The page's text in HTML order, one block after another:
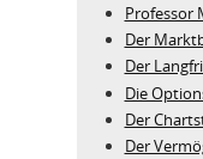
Professor
Der
Der
Die
Der
Der